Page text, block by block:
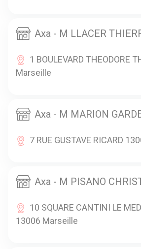
Axa - M LLACER
1 BOULEVARD THEODORE
Marseille
Axa - M MARION
7 RUE GUSTAVE RICARD
Axa - M PISANO
10 SQUARE CANTINI LE
13006 Marseille